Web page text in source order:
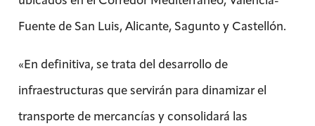
Fuente de San Luis, Alicante, Sagunto y Castellón.
«En definitiva, se trata del desarrollo de
infraestructuras que servirán para dinamizar el
transporte de mercancías y consolidará las